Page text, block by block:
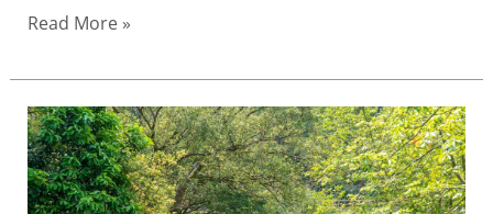
速
指
南
Read More »
20
美
元
有